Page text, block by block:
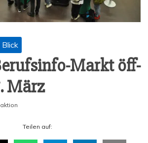
Blick
Markt öff­
März
Tei­len auf: